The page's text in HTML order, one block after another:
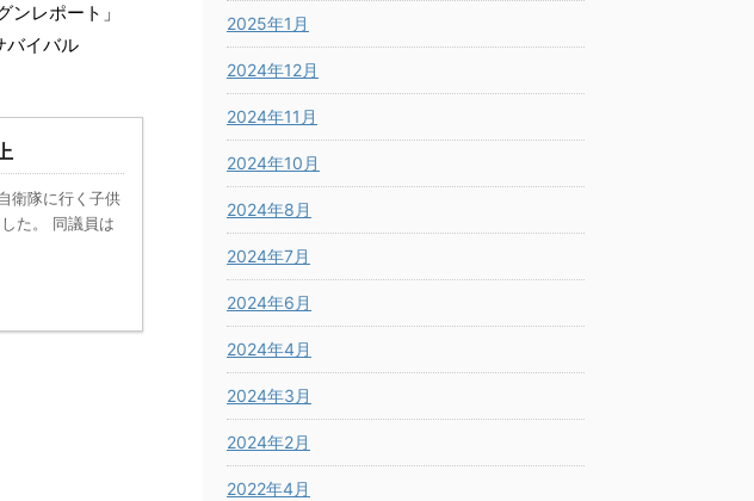
レポート」
バイバル
衛隊に行く子供
た。 同議員は
2025年1月
2024年12月
2024年11月
2024年10月
2024年8月
2024年7月
2024年6月
2024年4月
2024年3月
2024年2月
2022年4月